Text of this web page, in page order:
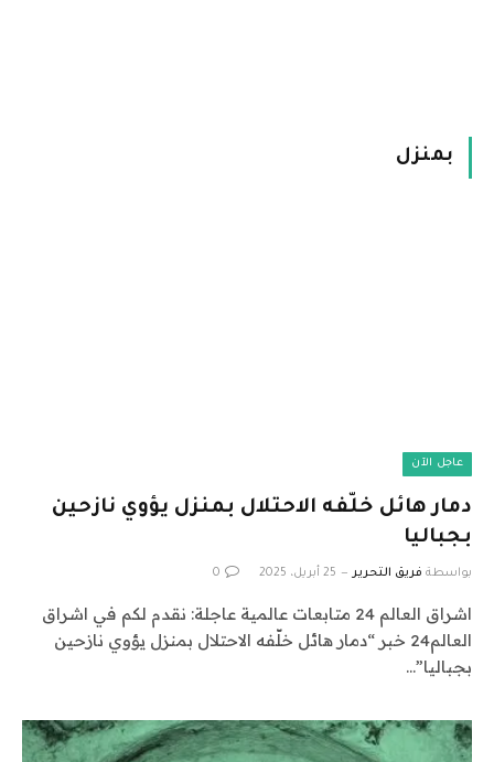
بمنزل
عاجل الآن
دمار هائل خلّفه الاحتلال بمنزل يؤوي نازحين
بجباليا
بواسطة فريق التحرير 25 أبريل، 2025 0
اشراق العالم 24 متابعات عالمية عاجلة: نقدم لكم في اشراق
العالم24 خبر “دمار هائل خلّفه الاحتلال بمنزل يؤوي نازحين
بجباليا”…